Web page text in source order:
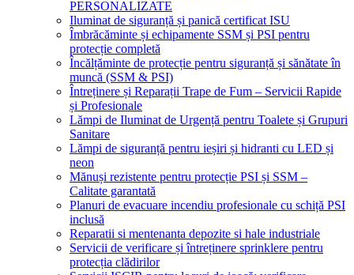
PERSONALIZATE
Iluminat de siguranță și panică certificat ISU
Îmbrăcăminte și echipamente SSM și PSI pentru
protecție completă
Încălțăminte de protecție pentru siguranță și sănătate în
muncă (SSM & PSI)
Întreținere și Reparații Trape de Fum – Servicii Rapide
și Profesionale
Lămpi de Iluminat de Urgență pentru Toalete și Grupuri
Sanitare
Lămpi de siguranță pentru ieșiri și hidranti cu LED și
neon
Mănuși rezistente pentru protecție PSI și SSM –
Calitate garantată
Planuri de evacuare incendiu profesionale cu schiță PSI
inclusă
Reparatii si mentenanta depozite si hale industriale
Servicii de verificare și întreținere sprinklere pentru
protecția clădirilor